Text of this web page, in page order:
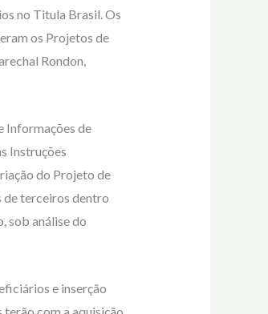
no Titula Brasil. Os
os Projetos de
Rondon,
Informações de
Instruções
do Projeto de
de terceiros dentro
sob análise do
e inserção
com a aquisição